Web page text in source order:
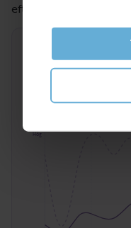
efterfrågat.
Efterfrågan över
Här jämfört med
Hög